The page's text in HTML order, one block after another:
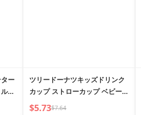
ー
ク
ツリードーナツキッズドリンク
カップ ストローカップ ベビー学
習用 むせにくい 家庭用カップ 6
$5.73$7.64